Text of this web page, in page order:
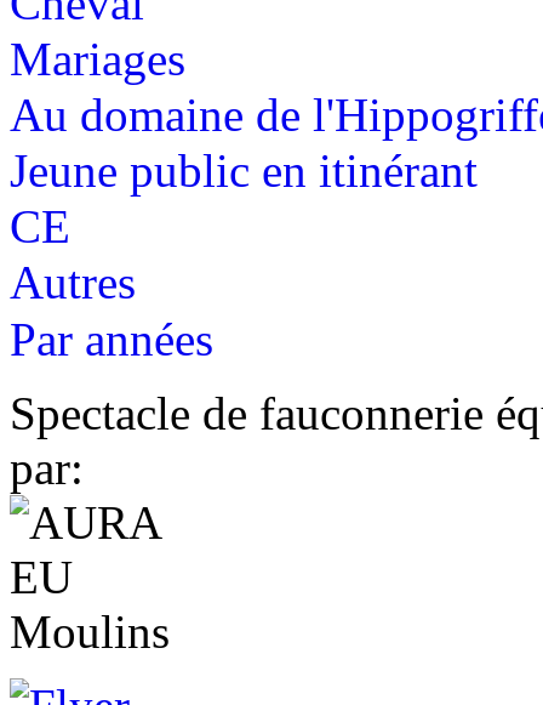
Mariages
Au domaine de
Jeune public en itinérant
CE
Autres
Par années
Spectacle de fauconnerie
par: